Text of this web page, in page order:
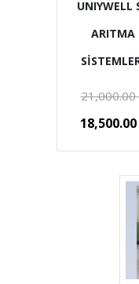
UNIYWELL
ARITMA
21,000.00
18,500.00